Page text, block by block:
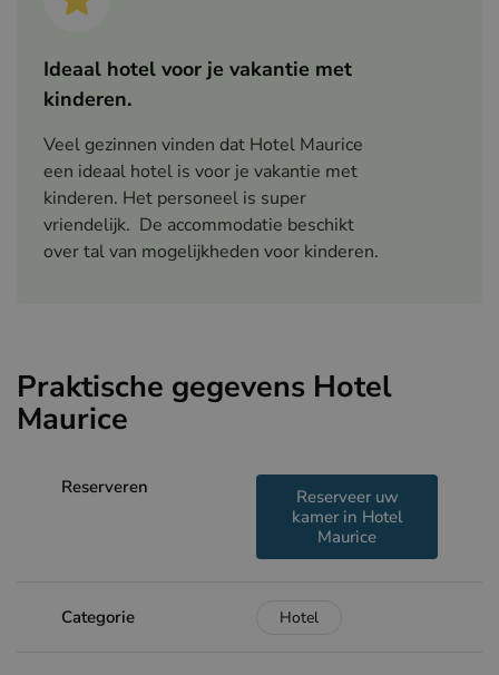
Ideaal hotel voor je vakantie met
kinderen.
Veel gezinnen vinden dat Hotel Maurice
een ideaal hotel is voor je vakantie met
kinderen. Het personeel is super
vriendelijk. De accommodatie beschikt
over tal van mogelijkheden voor kinderen.
Praktische gegevens Hotel
Maurice
Reserveren
Reserveer uw
kamer in Hotel
Maurice
Categorie Hotel